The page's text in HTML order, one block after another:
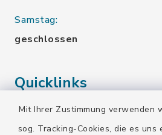
Mit Ihrer Zustimmung verwenden
sog. Tracking-Cookies, die es uns
Samstag:
geschlossen
Quicklinks
Landratsamt Bad Tölz-